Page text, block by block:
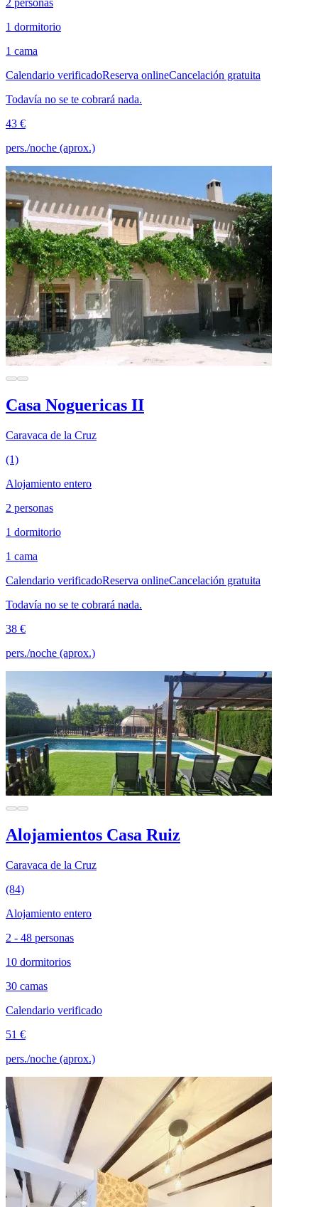
2 personas
1 dormitorio
1 cama
Calendario verificadoReserva onlineCancelación gratuita
Todavía no se te cobrará nada.
43 €
pers./noche (aprox.)
Casa Noguericas II
Caravaca de la Cruz
(1)
Alojamiento entero
2 personas
1 dormitorio
1 cama
Calendario verificadoReserva onlineCancelación gratuita
Todavía no se te cobrará nada.
38 €
pers./noche (aprox.)
Alojamientos Casa Ruiz
Caravaca de la Cruz
(84)
Alojamiento entero
2 - 48 personas
10 dormitorios
30 camas
Calendario verificado
51 €
pers./noche (aprox.)